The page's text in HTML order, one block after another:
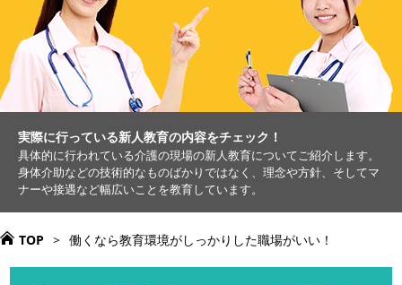
実際に行っている新人教育の内容をチェック！
具体的に行われている介護の現場の新人教育についてご紹介します。
身体介助などの技術的なものばかりではなく、理念や方針、そしてマ
ナーや接遇など幅広いことを教育しています。
TOP > 働くなら教育環境がしっかりした職場がいい！